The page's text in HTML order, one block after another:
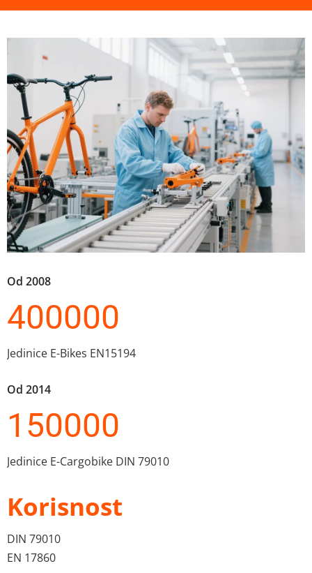
Od 2008
400000
Jedinice E-Bikes EN15194
Od 2014
150000
Jedinice E-Cargobike DIN 79010
Korisnost
DIN 79010
EN 17860